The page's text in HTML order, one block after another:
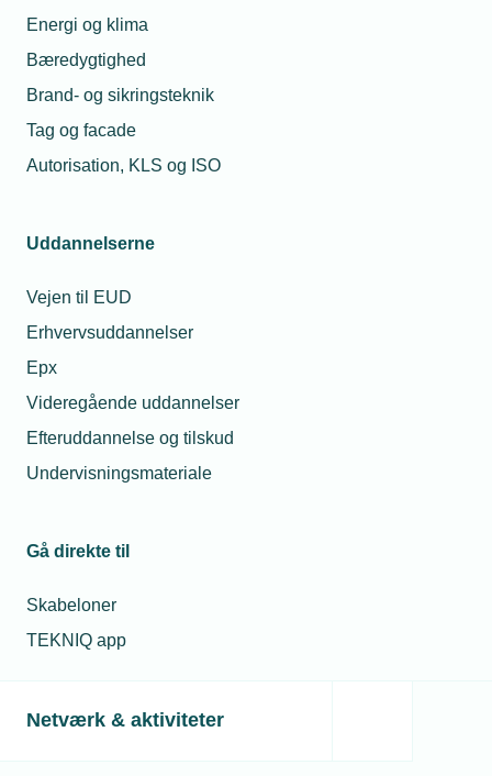
Energi og klima
Bæredygtighed
Brand- og sikringsteknik
Tag og facade
Autorisation, KLS og ISO
Uddannelserne
Vejen til EUD
Erhvervsuddannelser
Epx
Videregående uddannelser
Efteruddannelse og tilskud
Undervisningsmateriale
Gå direkte til
Skabeloner
TEKNIQ app
Netværk & aktiviteter